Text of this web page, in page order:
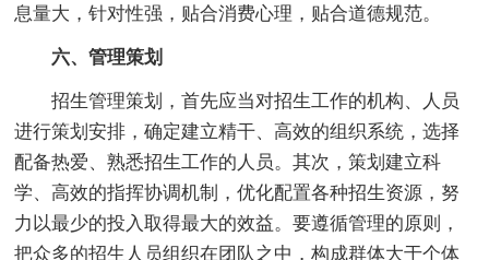
息量大，针对性强，贴合消费心理，贴合道德规范。
六、管理策划
招生管理策划，首先应当对招生工作的机构、人员
进行策划安排，确定建立精干、高效的组织系统，选择
配备热爱、熟悉招生工作的人员。其次，策划建立科
学、高效的指挥协调机制，优化配置各种招生资源，努
力以最少的投入取得最大的效益。要遵循管理的原则，
把众多的招生人员组织在团队之中，构成群体大于个体